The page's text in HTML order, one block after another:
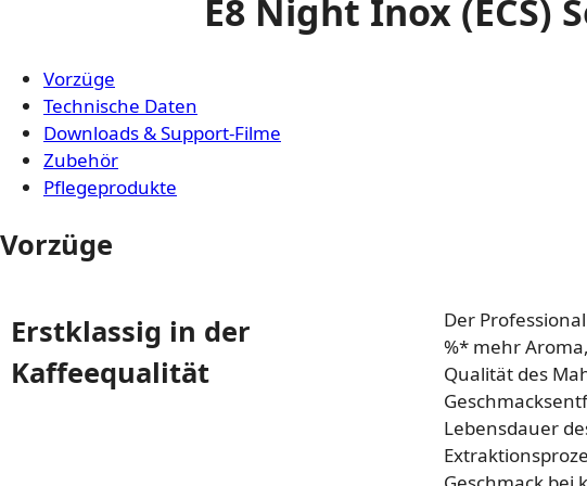
E8 Night Inox (ECS)
Vorzüge
Technische Daten
Downloads & Support-Filme
Zubehör
Pflegeprodukte
Vorzüge
Erstklassig in der
Kaffeequalität
Der
%* mehr
Qualität des
Lebensdauer